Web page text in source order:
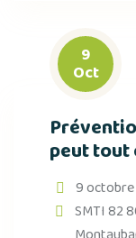
9
Oct
peut tout
9 octobre
SMTI 82